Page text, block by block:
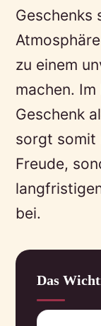
Geschenks
zu einem
machen.
Geschenk
sorgt
Freude,
bei.
Das